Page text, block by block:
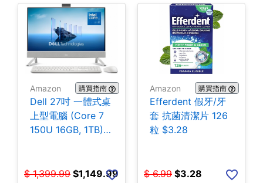
Amazon 購買指南
Dell 27吋 一體式桌
上型電腦 (Core 7
150U 16GB, 1TB)
$ 1,399.99 $1,149.99
Amazon 購買指南
Efferdent 假牙/牙
套 抗菌清潔片 126
粒 $3.28
$ 6.99 $3.28